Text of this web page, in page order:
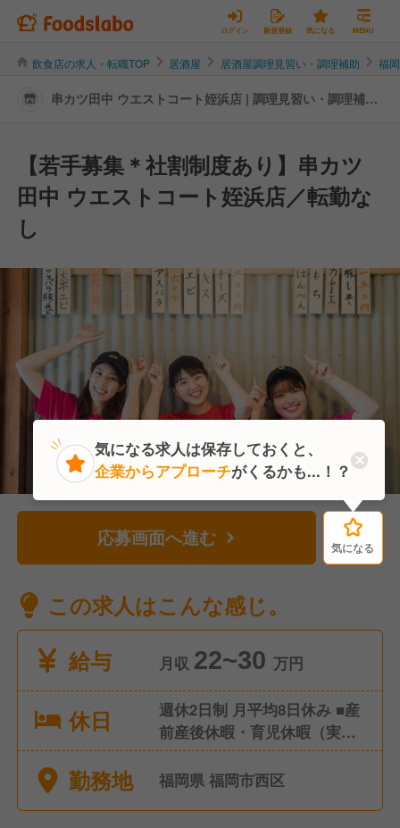
ログイン 新規登録 気になる MENU
飲食店の求人・転職TOP 居酒屋 居酒屋調理見習い・調理補助 福
串カツ田中 ウエストコート姪浜店 | 調理見習い・調理補助
【若手募集＊社割制度あり】串カツ
田中 ウエストコート姪浜店／転勤な
し
応募画面へ進む 気になる
この求人はこんな感じ。
給与
月収 22~30 万円
休日
週休2日制 月平均8日休み ■産
前産後休暇・育児休暇（実績
あり/女性の取得率・復帰率
100％！） ■有給休暇（取得
勤務地 福岡県 福岡市西区
気になる
気になる求人は保存しておくと、
企業からアプローチがくるかも...！？